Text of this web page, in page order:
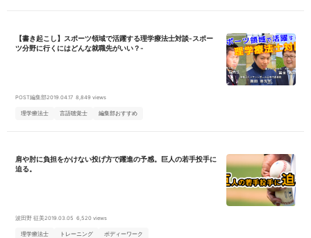
家族との多職種連携／カンファレンスへの参加 ・訪問記録や報告書の作
成（電子カルテを使用） ・訪問エリアは事業所から自転車で20分圏内と
ムも整え、無理のない働き方を実現してみませんか？ ■1日の流れ
午前1件訪問 ・1件ケアカンファ参加 12：00 休憩 13：00 午後2–3件訪問
【書き起こし】スポーツ領域で活躍する理学療法士対談-スポー
ツ分野に行くにはどんな就職先がいい？-
POST編集部2019.04.17 8,849 views
理学療法士 言語聴覚士 編集部おすすめ
肩や肘に負担をかけない投げ方で躍進の予感。巨人の若手投手に
迫る。
波田野 征美2019.03.05 6,520 views
理学療法士 トレーニング ボディーワーク